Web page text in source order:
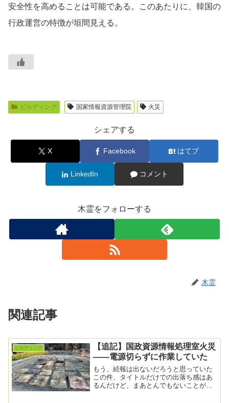
安全性を高めることは可能である。このあたりに、韓国の
行政運営の特徴が垣間見える。
ビルディング 国家情報資源管理院 火災
シェアする
X Facebook はてブ
LinkedIn コメント
木霊をフォローする
木霊
関連記事
ビルディング
【追記】国政資源情報処理室火災
――電源切らずに作業していた
もう、続報は出ないだろうと思っていた
この件、タイトルだけでの出落ち感はあ
るんだけど、まあとんでもないことが判